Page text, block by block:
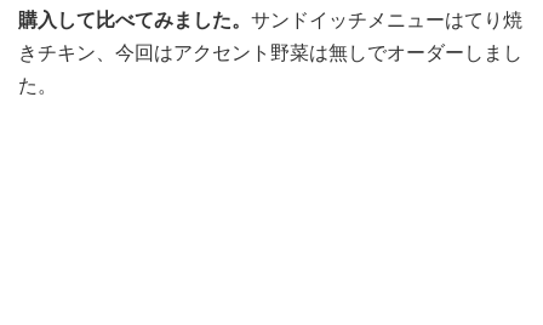
購入して比べてみました。 サンドイッチメニューはてり焼
きチキン、今回はアクセント野菜は無しでオーダーしまし
た。